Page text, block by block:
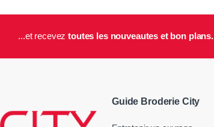
...et receveztoutes les nouveautes et bon plans.
Guide Broderie City